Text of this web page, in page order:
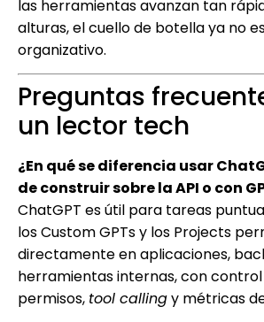
las herramientas avanzan tan
alturas, el cuello de botella ya no
organizativo.
Preguntas
un lector tech
¿En qué se diferencia usar
de construir sobre la API o con
ChatGPT es útil para tareas
los Custom GPTs y los Projects
directamente en aplicaciones,
herramientas internas, con
permisos, tool callingy métricas